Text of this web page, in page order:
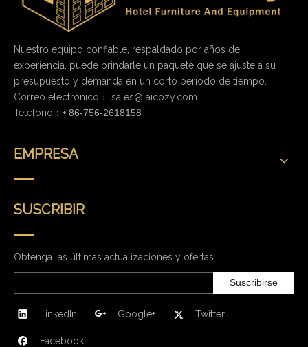
Nuestro equipo confiable, respaldado por años de
experiencia, puede brindarle un paquete que se ajuste a su
presupuesto y demanda en un corto período de tiempo.
Correo electrónico： sales@laicozy.com
Teléfono：+ 86-756-2618158
EMPRESA
SUSCRIBIR
Obtenga las últimas actualizaciones y ofertas.
Suscribirse
LinkedIn Google+ Twitter
Facebook